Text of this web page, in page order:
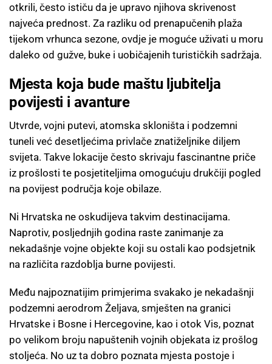
otkrili, često ističu da je upravo njihova skrivenost
najveća prednost. Za razliku od prenapučenih plaža
tijekom vrhunca sezone, ovdje je moguće uživati u moru
daleko od gužve, buke i uobičajenih turističkih sadržaja.
Mjesta koja bude maštu ljubitelja
povijesti i avanture
Utvrde, vojni putevi, atomska skloništa i podzemni
tuneli već desetljećima privlače znatiželjnike diljem
svijeta. Takve lokacije često skrivaju fascinantne priče
iz prošlosti te posjetiteljima omogućuju drukčiji pogled
na povijest područja koje obilaze.
Ni Hrvatska ne oskudijeva takvim destinacijama.
Naprotiv, posljednjih godina raste zanimanje za
nekadašnje vojne objekte koji su ostali kao podsjetnik
na različita razdoblja burne povijesti.
Među najpoznatijim primjerima svakako je nekadašnji
podzemni aerodrom Željava, smješten na granici
Hrvatske i Bosne i Hercegovine, kao i otok Vis, poznat
po velikom broju napuštenih vojnih objekata iz prošlog
stoljeća. No uz ta dobro poznata mjesta postoje i